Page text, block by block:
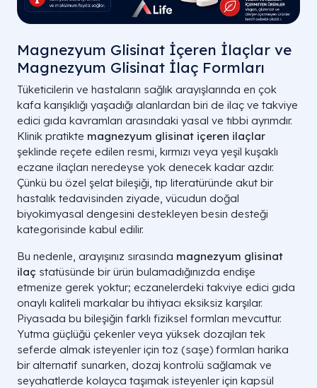
Magnezyum Glisinat İçeren İlaçlar ve
Magnezyum Glisinat İlaç Formları
Tüketicilerin ve hastaların sağlık arayışlarında en çok
kafa karışıklığı yaşadığı alanlardan biri de ilaç ve takviye
edici gıda kavramları arasındaki yasal ve tıbbi ayrımdır.
Klinik pratikte magnezyum glisinat içeren ilaçlar
şeklinde reçete edilen resmi, kırmızı veya yeşil kuşaklı
eczane ilaçları neredeyse yok denecek kadar azdır.
Çünkü bu özel şelat bileşiği, tıp literatüründe akut bir
hastalık tedavisinden ziyade, vücudun doğal
biyokimyasal dengesini destekleyen besin desteği
kategorisinde kabul edilir.
Bu nedenle, arayışınız sırasında magnezyum glisinat
ilaç statüsünde bir ürün bulamadığınızda endişe
etmenize gerek yoktur; eczanelerdeki takviye edici gıda
onaylı kaliteli markalar bu ihtiyacı eksiksiz karşılar.
Piyasada bu bileşiğin farklı fiziksel formları mevcuttur.
Yutma güçlüğü çekenler veya yüksek dozajları tek
seferde almak isteyenler için toz (saşe) formları harika
bir alternatif sunarken, dozaj kontrolü sağlamak ve
seyahatlerde kolayca taşımak isteyenler için kapsül